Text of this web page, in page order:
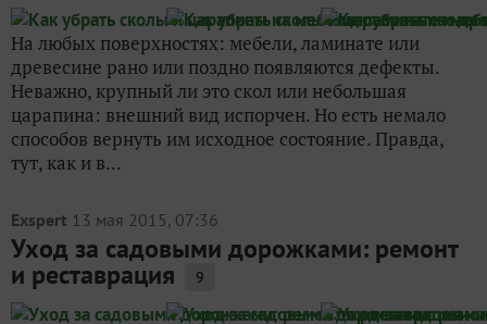
На любых поверхностях: мебели, ламинате или
древесине рано или поздно появляются дефекты.
Неважно, крупный ли это скол или небольшая
царапина: внешний вид испорчен. Но есть немало
способов вернуть им исходное состояние. Правда,
тут, как и в...
Exspert 13 мая 2015, 07:36
Уход за садовыми дорожками: ремонт
и реставрация 9